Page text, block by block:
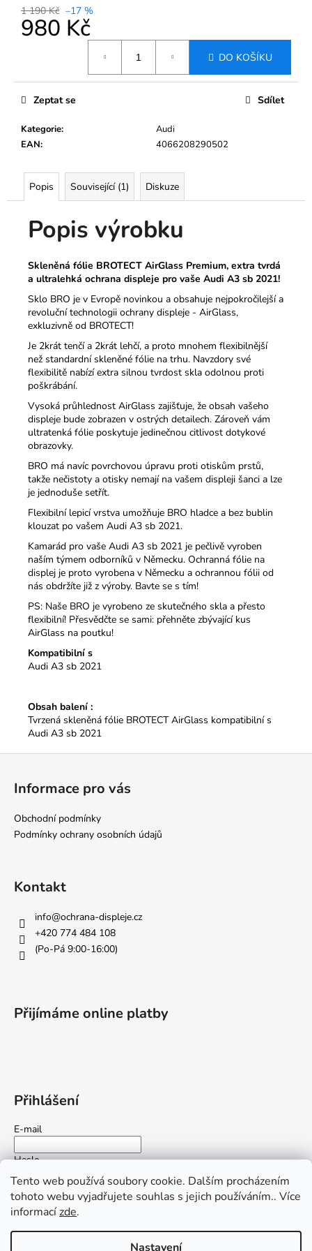
Tento web používá soubory cookie. Dalším procházením
tohoto webu vyjadřujete souhlas s jejich používáním.. Více
informacízde.
Nastavení
1 190 Kč –17 %
980 Kč
DO KOŠÍKU
Kategorie:
Audi
EAN: 4066208290502
Zeptat se Sdílet
Popis Související (1) Diskuze
Popis výrobku
Skleněná fólie BROTECT AirGlass Premium, extra tvrdá
a ultralehká ochrana displeje pro vaše Audi A3 sb 2021!
Sklo BRO je v Evropě novinkou a obsahuje nejpokročilejší a
revoluční technologii ochrany displeje - AirGlass,
exkluzivně od BROTECT!
Je 2krát tenčí a 2krát lehčí, a proto mnohem flexibilnější
než standardní skleněné fólie na trhu. Navzdory své
flexibilitě nabízí extra silnou tvrdost skla odolnou proti
poškrábání.
Vysoká průhlednost AirGlass zajišťuje, že obsah vašeho
displeje bude zobrazen v ostrých detailech. Zároveň vám
ultratenká fólie poskytuje jedinečnou citlivost dotykové
obrazovky.
BRO má navíc povrchovou úpravu proti otiskům prstů,
takže nečistoty a otisky nemají na vašem displeji šanci a lze
je jednoduše setřít.
Flexibilní lepicí vrstva umožňuje BRO hladce a bez bublin
klouzat po vašem Audi A3 sb 2021.
Kamarád pro vaše Audi A3 sb 2021 je pečlivě vyroben
naším týmem odborníků v Německu. Ochranná fólie na
displej je proto vyrobena v Německu a ochrannou fólii od
nás obdržíte již z výroby. Bavte se s tím!
PS: Naše BRO je vyrobeno ze skutečného skla a přesto
flexibilní! Přesvědčte se sami: přehněte zbývající kus
AirGlass na poutku!
Kompatibilní s
Audi A3 sb 2021
Obsah balení :
Tvrzená skleněná fólie BROTECT AirGlass kompatibilní s
Audi A3 sb 2021
190
Kč
Informace pro vás
Obchodní podmínky
Podmínky ochrany osobních údajů
Kontakt
info@ochrana-displeje.cz
+420 774 484 108
(Po-Pá 9:00-16:00)
Přijímáme online platby
Přihlášení
E-mail
Heslo
PŘIHLÁSIT SE
Nová registraceZapomenuté heslo